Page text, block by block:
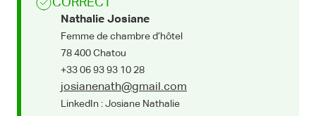
CORRECT
Nathalie Josiane
Femme de chambre d’hôtel
78 400 Chatou
+33 06 93 93 10 28
josianenath@gmail.com
LinkedIn : Josiane Nathalie